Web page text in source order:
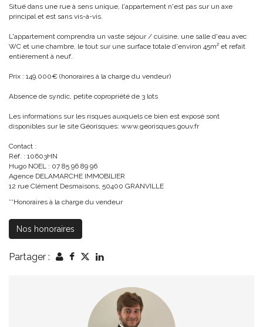
Situé dans une rue à sens unique, l'appartement n'est pas sur un axe
principal et est sans vis-à-vis.
L'appartement comprendra un vaste séjour / cuisine, une salle d'eau avec
WC et une chambre, le tout sur une surface totale d'environ 45m² et refait
entièrement à neuf.
Prix : 149.000€ (honoraires à la charge du vendeur)
Absence de syndic, petite copropriété de 3 lots
Les informations sur les risques auxquels ce bien est exposé sont
disponibles sur le site Géorisques: www.georisques.gouv.fr
Contact :
Réf. : 10603HN
Hugo NOEL : 07 85 96 89 96
Agence DELAMARCHE IMMOBILIER
12 rue Clément Desmaisons, 50400 GRANVILLE
**Honoraires à la charge du vendeur
Nos honoraires
Partager :